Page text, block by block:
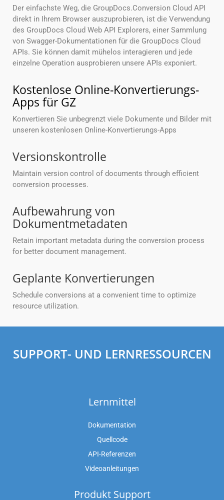
Der einfachste Weg, die GroupDocs.Conversion Cloud API
direkt in Ihrem Browser auszuprobieren, ist die Verwendung
des GroupDocs Cloud Web API Explorers, einer Sammlung
von Swagger-Dokumentationen für die GroupDocs Cloud
APIs. Sie können damit mühelos interagieren und jede
einzelne Operation ausprobieren unsere APIs exponiert.
Kostenlose Online-Konvertierungs-
Apps für GZ
Konvertieren Sie unbegrenzt viele Dokumente und Bilder mit
unseren kostenlosen Online-Konvertierungs-Apps
Versionskontrolle
Maintain version control of documents through efficient
conversion processes.
Aufbewahrung von
Dokumentmetadaten
Retain important metadata during the conversion process
for better document management.
Geplante Konvertierungen
Schedule conversions at a convenient time to optimize
resource utilization.
SUPPORT- UND LERNRESSOURCEN
Lernmittel
Dokumentation
Quellcode
API-Referenzen
Videoanleitungen
Produkt Support